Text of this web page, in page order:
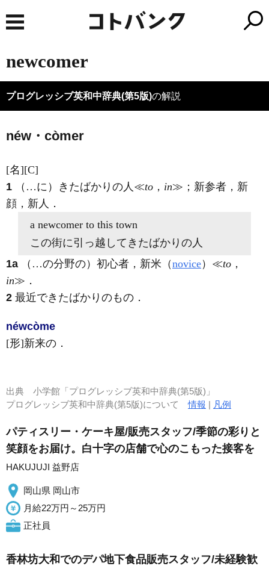
newcomer
プログレッシブ英和中辞典(第5版)の解説
néw・còmer
[名][C]
1 （…に）きたばかりの人≪to ， in≫；新参者，新
顔，新人 ．
a newcomer to this town
この街に引っ越してきたばかりの人
1a （…の分野の）初心者，新米（novice）≪to ，
in≫ ．
2 最近できたばかりのもの ．
néwcòme
[形]新来の ．
出典 小学館「プログレッシブ英和中辞典(第5版)」
プログレッシブ英和中辞典(第5版)について情報 | 凡例
パティスリー・ケーキ屋/販売スタッフ/季節の彩りと
笑顔をお届け。白十字の店舗で心のこもった接客を
HAKUJUJI 益野店
岡山県 岡山市
月給22万円～25万円
正社員
香林坊大和でのデパ地下食品販売スタッフ/未経験歓